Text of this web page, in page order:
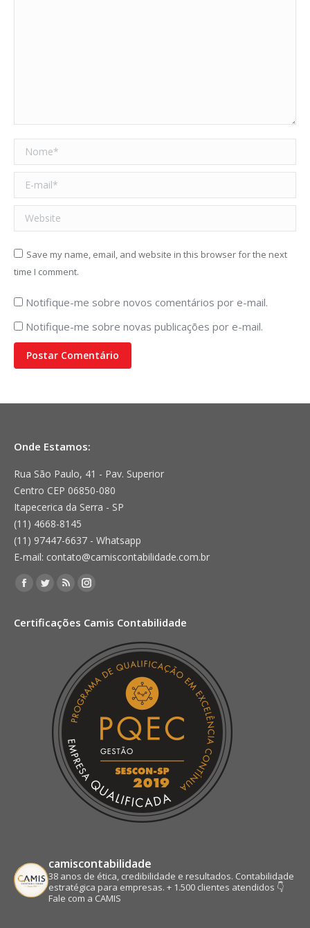
Nome *
E-mail *
Website
Save my name, email, and website in this browser for the next
time I comment.
Notifique-me sobre novos comentários por e-mail.
Notifique-me sobre novas publicações por e-mail.
Postar Comentário
Onde Estamos:
Rua São Paulo, 41 - Pav. Superior
Centro CEP 06850-080
Itapecerica da Serra - SP
(11) 4668-8145
(11) 97447-6637 - Whatsapp
E-mail: contato@camiscontabilidade.com.br
Encontre-nos em:
Facebook
opens
Twitter
opens
window
Rss
opens
new
window
Instagram
opens
new
window
Certificações Camis Contabilidade
camiscontabilidade
38 anos de ética, credibilidade e resultados. Contabilidade
estratégica para empresas. + 1.500 clientes atendidos 👇
Fale com a CAMIS